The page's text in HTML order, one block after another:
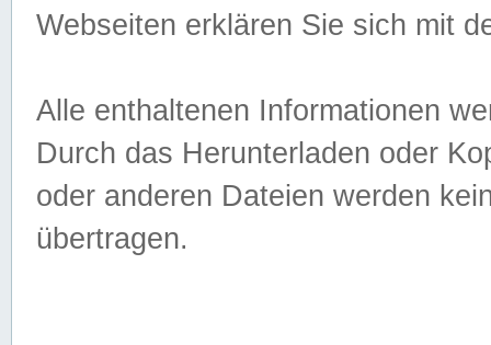
Webseiten erklären Sie sich mit
Alle enthaltenen Informationen
Durch das Herunterladen oder
oder anderen Dateien werden
übertragen.